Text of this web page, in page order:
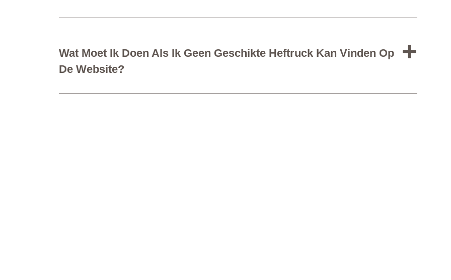
Wat Moet Ik Doen Als Ik Geen Geschikte Heftruck Kan Vinden Op
De Website?